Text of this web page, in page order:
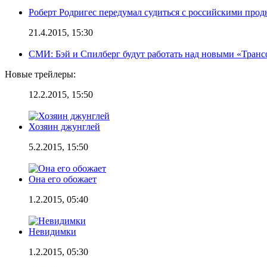
Роберт Родригес передумал судиться с российскими
21.4.2015, 15:30
СМИ: Бэй и Спилберг будут работать над новыми
Новые трейлеры:
12.2.2015, 15:50
Хозяин джунглей
5.2.2015, 15:50
Она его обожает
1.2.2015, 05:40
Невидимки
1.2.2015, 05:30